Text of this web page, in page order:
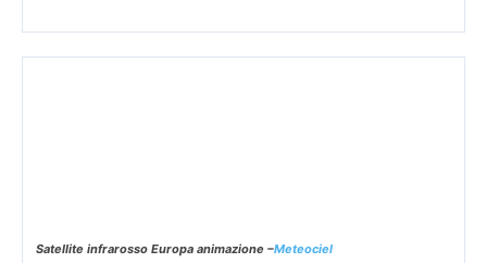
Satellite infrarosso Europa animazione –Meteociel